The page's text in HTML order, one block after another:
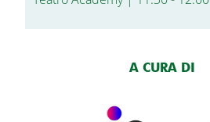
A CURA DI